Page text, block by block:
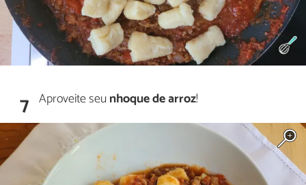
7 Aproveite seunhoque de arroz!